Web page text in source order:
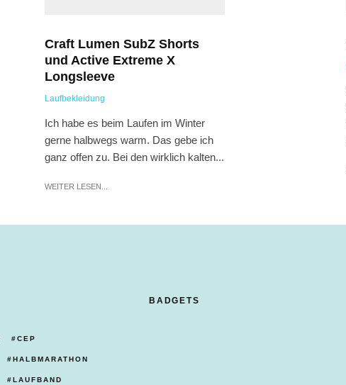
Craft Lumen SubZ Shorts
und Active Extreme X
Longsleeve
Laufbekleidung
Ich habe es beim Laufen im Winter
gerne halbwegs warm. Das gebe ich
ganz offen zu. Bei den wirklich kalten...
WEITER LESEN...
CEP
HALBMARATHON
LAUFBAND
BADGETS